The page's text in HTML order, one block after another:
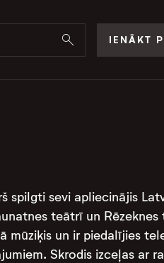
IENĀKT
spilgti sevi apliecinājis
teātrī un
mūziķis un ir piedalījies
Skrodis izceļas ar